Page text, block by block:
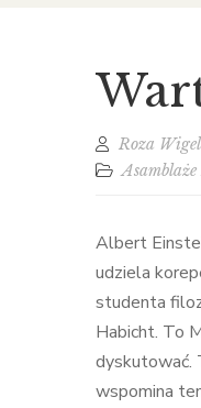
Roza
Asamblaże
Albert
udziela
studenta
Habicht. To
dyskutować.
wspomina